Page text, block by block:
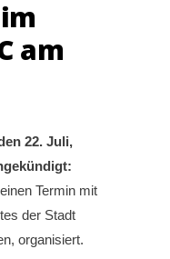
am
22. Juli,
Termin mit
der Stadt
organisiert.